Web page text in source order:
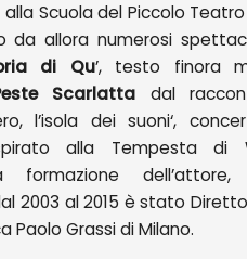
Scuola del Piccolo
da allora numerosi
di Qu’, testo finora
Scarlatta dal
l’isola dei suoni‘,
alla Tempesta di
formazione
2003 al 2015 è stato
Paolo Grassi di Milano.